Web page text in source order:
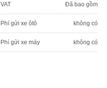
VAT Đã bao gồm
Phí gửi xe ôtô không có
Phí gửi xe máy không có